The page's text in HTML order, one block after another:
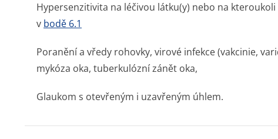
Hypersenzitivita na léčivou látku(y) nebo na
v bodě 6.1
Poranění a vředy rohovky, virové infekce (vakcinie,
mykóza oka, tuberkulózní zánět oka,
Glaukom s otevřeným i uzavřeným úhlem.